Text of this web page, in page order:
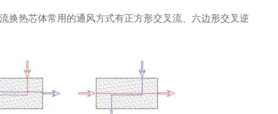
换热芯体常用的通风方式有正方形交叉流、六边形交叉逆